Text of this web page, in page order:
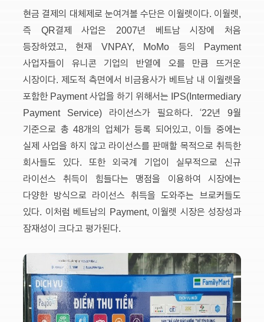
현금 결제의 대체제로 눈여겨볼 수단은 이월렛이다. 이월렛,
즉 QR결제 사업은 2007년 베트남 시장에 처음
등장하였고, 현재 VNPAY, MoMo 등의 Payment
사업자들이 유니콘 기업의 반열에 오를 만큼 뜨거운
시장이다. 제도적 측면에서 비금융사가 베트남 내 이월렛을
포함한 Payment 사업을 하기 위해서는 IPS(Intermediary
Payment Service) 라이선스가 필요하다. ‘22년 9월
기준으로 총 48개의 업체가 등록 되어있고, 이들 중에는
실제 사업을 하지 않고 라이선스를 판매할 목적으로 취득한
회사들도 있다. 또한 외국계 기업이 실무적으로 신규
라이선스 취득이 힘들다는 맹점을 이용하여 시장에는
다양한 방식으로 라이선스 취득을 도와주는 브로커들도
있다. 이처럼 베트남의 Payment, 이월렛 시장은 성장성과
잠재성이 크다고 평가된다.